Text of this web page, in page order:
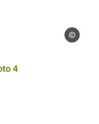
Droits gérés
4, © Droits gérés